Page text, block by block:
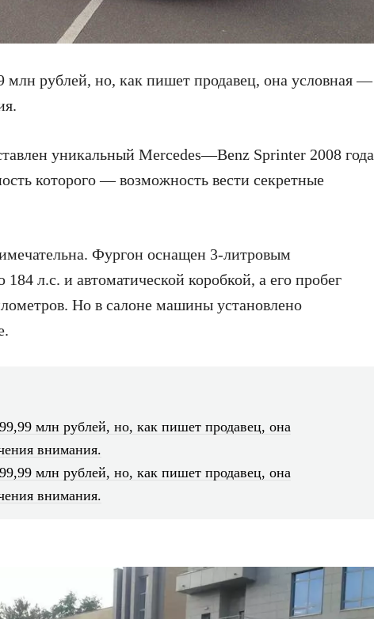
рублей, но, как пишет продавец, она условная —
уникальный Mercedes—Benz Sprinter 2008 года
которого — возможность вести секретные
Фургон оснащен 3-литровым
л.с. и автоматической коробкой, а его пробег
Но в салоне машины установлено
млн рублей, но, как пишет продавец, она
внимания.
млн рублей, но, как пишет продавец, она
внимания.